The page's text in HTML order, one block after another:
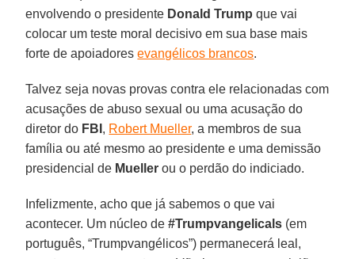
envolvendo o presidente Donald Trump que vai
colocar um teste moral decisivo em sua base mais
forte de apoiadoresevangélicos brancos.
Talvez seja novas provas contra ele relacionadas com
acusações de abuso sexual ou uma acusação do
diretor do FBI , Robert Mueller, a membros de sua
família ou até mesmo ao presidente e uma demissão
presidencial de Mueller ou o perdão do indiciado.
Infelizmente, acho que já sabemos o que vai
acontecer. Um núcleo de#Trumpvangelicals (em
português, “Trumpvangélicos”) permanecerá leal,